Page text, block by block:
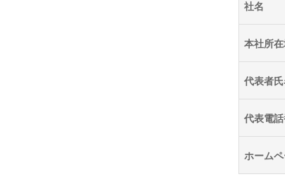
社名
本社所
代表者氏
代表電
ホーム